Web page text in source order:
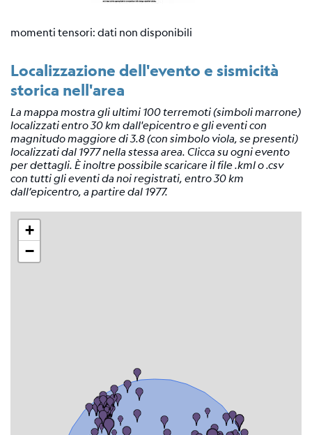
momenti tensori: dati non disponibili
Localizzazione dell'evento e sismicità
storica nell'area
La mappa mostra gli ultimi 100 terremoti (simboli marrone)
localizzati entro 30 km dall'epicentro e gli eventi con
magnitudo maggiore di 3.8 (con simbolo viola, se presenti)
localizzati dal 1977 nella stessa area. Clicca su ogni evento
per dettagli. È inoltre possibile scaricare il file .kml o .csv
con tutti gli eventi da noi registrati, entro 30 km
dall’epicentro, a partire dal 1977.
+
−